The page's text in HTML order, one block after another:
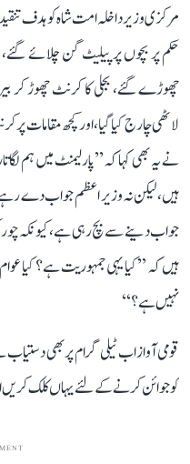
مرکزی وزیر داخلہ امت شاہ کو ہدف
حکم پر بچوں پر پیلیٹ گن چلائے
چھوڑے گئے، بجلی کا کرنٹ چھوڑ کر
لاٹھی چارج کیا گیا، اور کچھ مقامات پر
ہیں، لیکن نہ وزیر اعظم جواب دے
جواب دینے سے بچ رہی ہے، کیونکہ چور
ہیں کہ ’’کیا یہی جمہوریت ہے؟ کیا
نہیں ہے؟‘‘
قومی آواز اب ٹیلی گرام پر بھی
کو جوائن کرنے کے لئے یہاں کلک